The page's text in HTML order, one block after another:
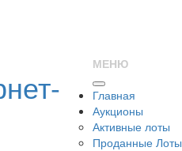
МЕНЮ
Главная
Аукционы
Активные лоты
Проданные Лоты